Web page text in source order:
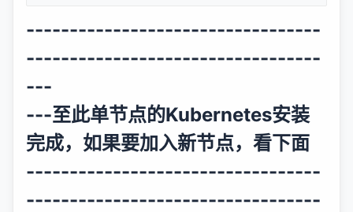
----------------------------------
----------------------------------
---
---至此单节点的Kubernetes安装
完成，如果要加入新节点，看下面
----------------------------------
----------------------------------